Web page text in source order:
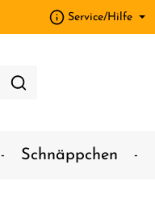
Service/Hilfe
Schnäppchen